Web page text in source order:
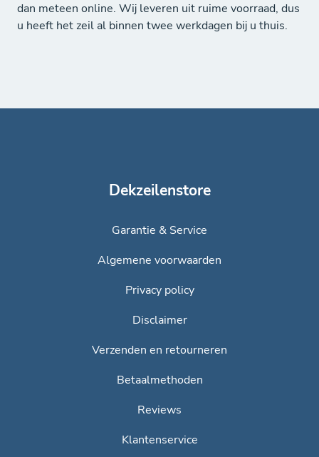
dan meteen online. Wij leveren uit ruime voorraad, dus
u heeft het zeil al binnen twee werkdagen bij u thuis.
Dekzeilenstore
Garantie & Service
Algemene voorwaarden
Privacy policy
Disclaimer
Verzenden en retourneren
Betaalmethoden
Reviews
Klantenservice